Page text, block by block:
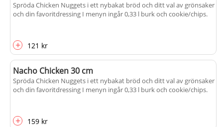
Spröda Chicken Nuggets i ett nybakat bröd och ditt val av grönsaker
och din favoritdressing I menyn ingår 0,33 l burk och cookie/chips.
+ 121 kr
Nacho Chicken 30 cm
Spröda Chicken Nuggets i ett nybakat bröd och ditt val av grönsaker
och din favoritdressing I menyn ingår 0,33 l burk och cookie/chips.
+ 159 kr